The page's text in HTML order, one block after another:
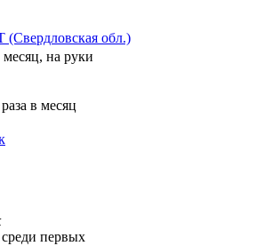
обл.)
месяц, на руки
в месяц
первых